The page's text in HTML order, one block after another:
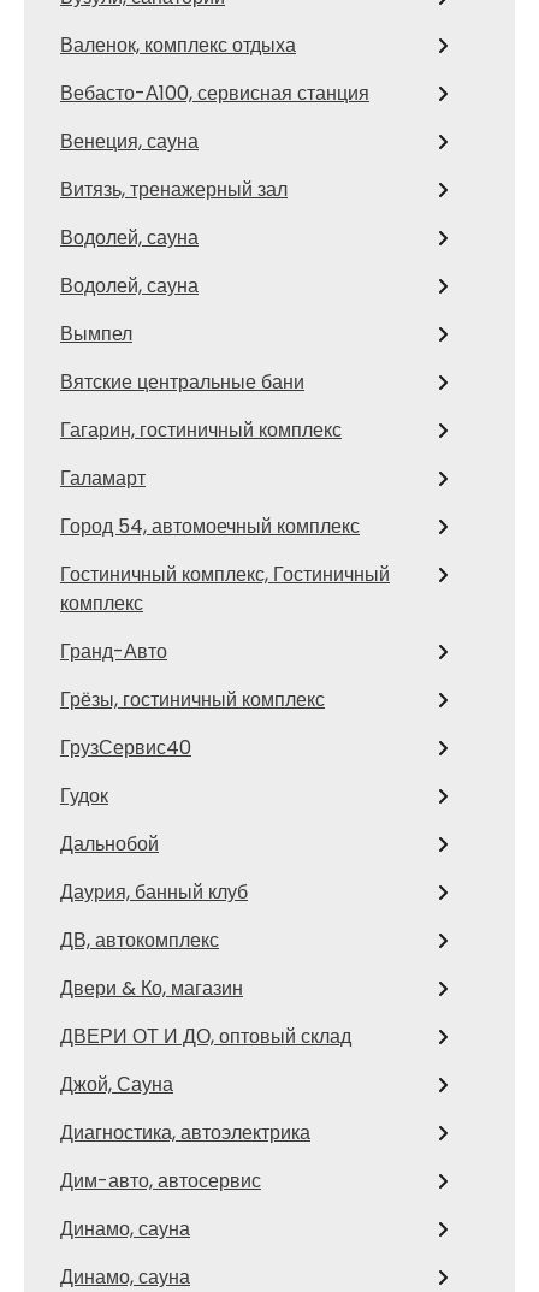
Валенок, комплекс отдыха
Вебасто-А100, сервисная станция
Венеция, сауна
Витязь, тренажерный зал
Водолей, сауна
Водолей, сауна
Вымпел
Вятские центральные бани
Гагарин, гостиничный комплекс
Галамарт
Город 54, автомоечный комплекс
Гостиничный комплекс, Гостиничный
комплекс
Гранд-Авто
Грёзы, гостиничный комплекс
ГрузСервис40
Гудок
Дальнобой
Даурия, банный клуб
ДВ, автокомплекс
Двери & Ко, магазин
ДВЕРИ ОТ И ДО, оптовый склад
Джой, Сауна
Диагностика, автоэлектрика
Дим-авто, автосервис
Динамо, сауна
Динамо, сауна